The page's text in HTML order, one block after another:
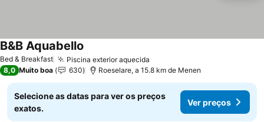
Bed & Breakfast Piscina exterior aquecida
B&B Aquabello
8,0 Muito boa 630 Roeselare, a 15.8 km de Menen
Selecione as datas para ver os preços
exatos.
Ver preços